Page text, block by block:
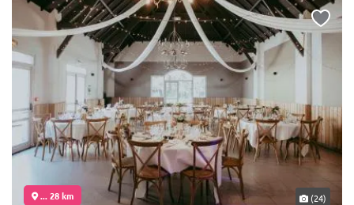
... 28 km (24)